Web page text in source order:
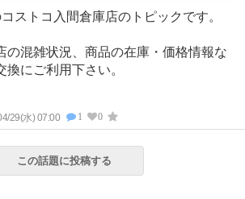
ストコ入間倉庫店のトピックです。
の混雑状況、商品の在庫・価格情報な
にご利用下さい。
29(水) 07:00 1 0
この話題に投稿する